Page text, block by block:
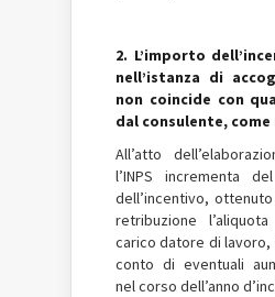
2. L’importo
nell’istanza di
non coincide con
dal consulente, come
All’atto
l’INPS incrementa
dell’incentivo,
retribuzione
carico datore di
conto di eventuali
nel corso dell’anno